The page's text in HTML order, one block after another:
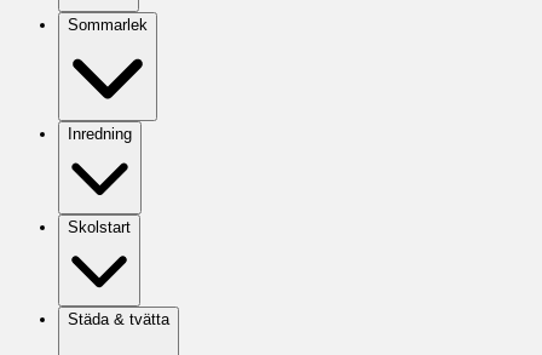
Sommarlek
Inredning
Skolstart
Städa & tvätta